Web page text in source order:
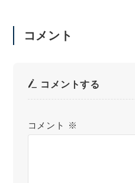
コメント
コメントする
コメント ※